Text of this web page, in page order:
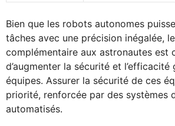
Bien que les robots autonomes
tâches avec une précision inégalée,
complémentaire aux astronautes est
d’augmenter la sécurité et l’efficacité
équipes. Assurer la sécurité de ces
priorité, renforcée par des systèmes
automatisés.